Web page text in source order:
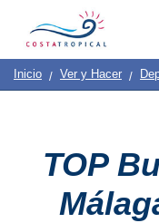
Inicio |
Contacto
Quiénes
Somos
Destinos
Ver
TROPICAL
Inicio Ver y Hacer
TOP